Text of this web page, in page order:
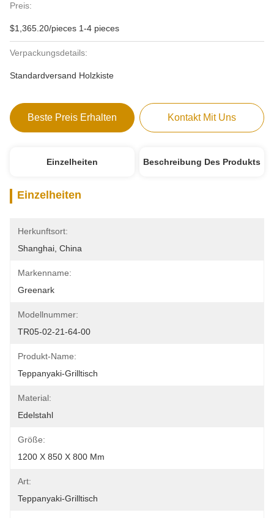
Preis:
$1,365.20/pieces 1-4 pieces
Verpackungsdetails:
Standardversand Holzkiste
Beste Preis Erhalten Kontakt Mit Uns
Einzelheiten Beschreibung Des Produkts
Einzelheiten
Herkunftsort:
Shanghai, China
Markenname:
Greenark
Modellnummer:
TR05-02-21-64-00
Produkt-Name:
Teppanyaki-Grilltisch
Material:
Edelstahl
Größe:
1200 X 850 X 800 Mm
Art:
Teppanyaki-Grilltisch